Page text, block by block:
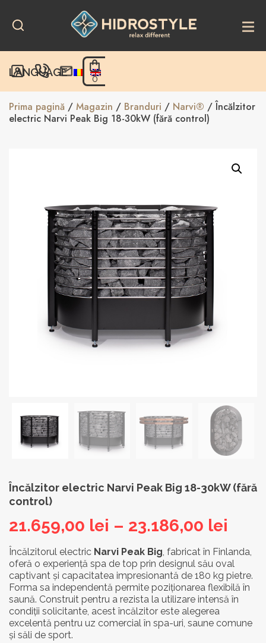
content
LANGUAGE
0
Prima pagină / Magazin / Branduri / Narvi® / Încălzitor
electric Narvi Peak Big 18-30kW (fără control)
Încălzitor electric Narvi Peak Big 18-30kW (fără
control)
21.659,00 lei – 23.186,00 lei
de
la
Încălzitorul electric Narvi Peak Big, fabricat în Finlanda,
oferă o experiență spa de top prin designul său oval
captivant și capacitatea impresionantă de 180 kg pietre.
Forma sa independentă permite poziționarea flexibilă în
saună. Construit pentru a rezista la utilizare intensă în
condiții solicitante, acest încălzitor este alegerea
excelentă pentru uz comercial în spa-uri, saune comune
și săli de sport.